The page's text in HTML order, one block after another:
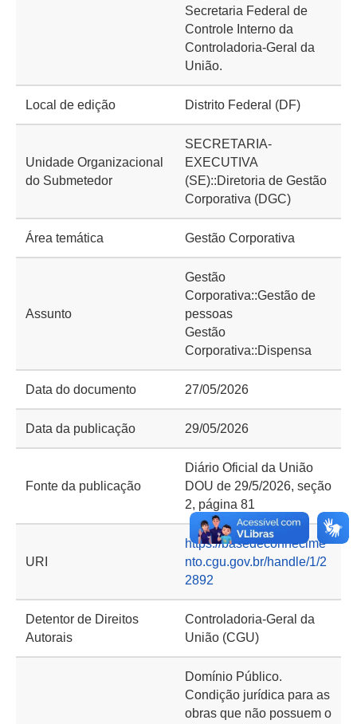
Secretaria Federal de
Controle Interno da
Controladoria-Geral da
União.
Local de edição Distrito Federal (DF)
Unidade Organizacional
do Submetedor
SECRETARIA-
EXECUTIVA
(SE)::Diretoria de Gestão
Corporativa (DGC)
Área temática Gestão Corporativa
Assunto
Gestão
Corporativa::Gestão de
pessoas
Gestão
Corporativa::Dispensa
Data do documento 27/05/2026
Data da publicação 29/05/2026
Fonte da publicação
Diário Oficial da União
DOU de 29/5/2026, seção
2, página 81
URI
https://basedeconhecime
nto.cgu.gov.br/handle/1/2
2892
Detentor de Direitos
Autorais
Controladoria-Geral da
União (CGU)
Domínio Público.
Condição jurídica para as
obras que não possuem o